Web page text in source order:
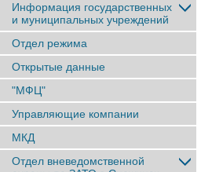
Информация государственных
и муниципальных учреждений
Отдел режима
Открытые данные
"МФЦ"
Управляющие компании
МКД
Отдел вневедомственной